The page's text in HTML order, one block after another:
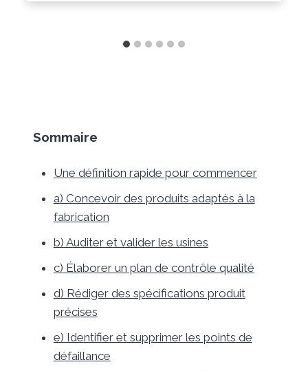
Sommaire
Une définition rapide pour commencer
a) Concevoir des produits adaptés à la
fabrication
b) Auditer et valider les usines
c) Élaborer un plan de contrôle qualité
d) Rédiger des spécifications produit
précises
e) Identifier et supprimer les points de
défaillance